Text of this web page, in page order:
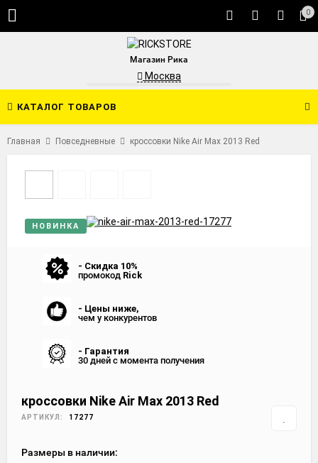
0
Магазин Рика
Москва
КАТАЛОГ ТОВАРОВ
Главная Повседневные кроссовки Nike Air Max 2013 Red
НОВИНКА
- Скидка 10%
промокод Rick
- Цены ниже,
чем у конкурентов
- Гарантия
30 дней с момента получения
кроссовки Nike Air Max 2013 Red
АРТИКУЛ: 17277
Размеры в наличии: